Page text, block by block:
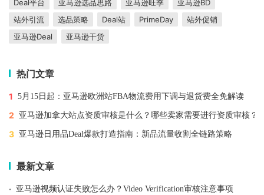
Deal平台
亚马逊选品思路 亚马逊旺季
亚马逊BD
站外引流
选品策略 Deal站 PrimeDay
站外促销
亚马逊Deal
亚马逊干货
热门文章
1 5月15日起：亚马逊欧洲站FBA物流费用下调与退货费全免解读
2 亚马逊加拿大站点资质审核是什么？哪些卖家需要进行资质审核？
3 亚马逊日用品Deal爆款打造指南：新品流量收割全链路策略
最新文章
· 亚马逊视频认证失败怎么办？Video Verification审核注意事项